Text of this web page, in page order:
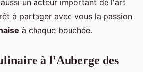
un acteur important de l'art
à partager avec vous la passion
à chaque bouchée.
à l'Auberge des